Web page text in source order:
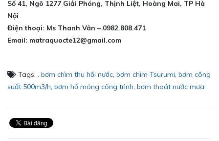
Số 41, Ngõ 1277 Giải Phóng, Thịnh Liệt, Hoàng Mai, TP Hà
Nội
Điện thoại: Ms Thanh Vân – 0982.808.471
Email: matraquocte12@gmail.com
Tags: . bơm chìm thu hồi nước bơm chìm Tsurumi bơm công
suất 500m3/h bơm hố móng công trình bơm thoát nước mưa